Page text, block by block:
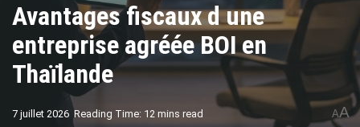
Avantages fiscaux d une
entreprise agréée BOI en
Thaïlande
7 juillet 2026 Reading Time: 12 mins read AA